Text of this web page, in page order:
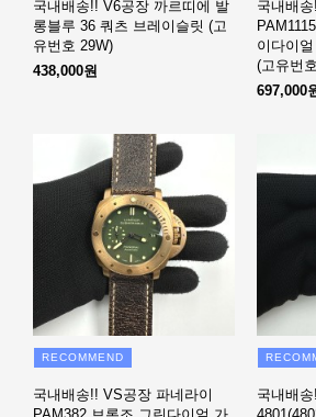
국내배송!! V6공장 까르띠에 발
롱블루 36 쿼츠 브레이슬릿 (고
유번호 29W)
438,000원
국내배
이다이
(고유번
697,000
RECOMMEND
국내배송!! VS공장 파네라이
국내배